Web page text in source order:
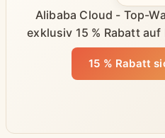
Alibaba Cloud - Top-
exklusiv 15 % Rabatt
15 % Rabatt